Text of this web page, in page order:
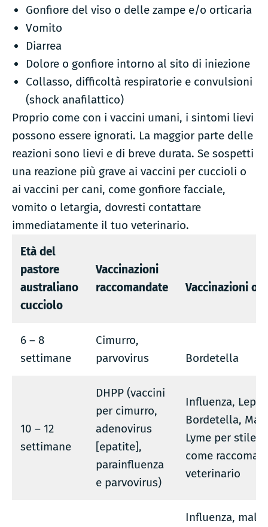
Gonfiore del viso o delle zampe e/o orticaria
Vomito
Diarrea
Dolore o gonfiore intorno al sito di iniezione
Collasso, difficoltà respiratorie e convulsioni
(shock anafilattico)
Proprio come con i vaccini umani, i sintomi lievi
possono essere ignorati. La maggior parte delle
reazioni sono lievi e di breve durata. Se sospetti
una reazione più grave ai vaccini per cuccioli o
ai vaccini per cani, come gonfiore facciale,
vomito o letargia, dovresti contattare
immediatamente il tuo veterinario.
Età del
pastore
australiano
cucciolo
Vaccinazioni
raccomandate
Vaccinazioni
6 – 8
settimane
Cimurro,
parvovirus
Bordetella
10 – 12
settimane
DHPP (vaccini
per cimurro,
adenovirus
[epatite],
parainfluenza
e parvovirus)
Influenza,
Bordetella,
Lyme per stile
come
veterinario
Influenza,